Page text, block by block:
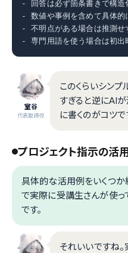
- 回答は必ず箇条書きで構造
- 数値や事例を含めて具体的
- 不明点がある場合は推測せ
- 専門用語を使う場合は初出
室谷
代表取締役
このくらいシン
すぎると逆にAI
に書くのがコツで
プロジェクト指示の活
具体的な活用例をいくつか
で実際に受講生さんが使っ
です。
それいいですね